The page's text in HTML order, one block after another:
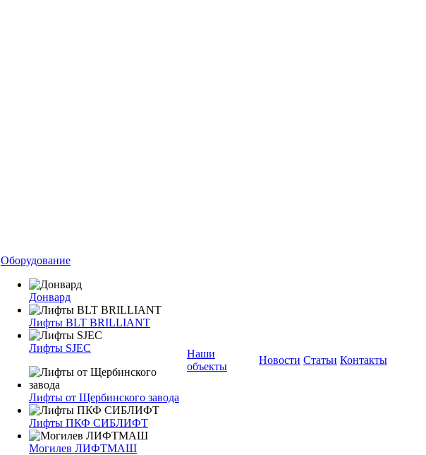
Оборудование
Донвард
Лифты BLT BRILLIANT
Лифты SJEC
Лифты от Щербинского завода
Лифты ПКФ СИБЛИФТ
Могилев ЛИФТМАШ
Наши
объекты
Новости Статьи Контакты